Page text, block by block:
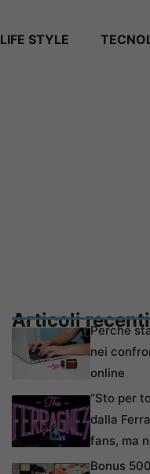
LIFE STYLE
Articoli recenti
Perché
nei
online
“Sto per
dalla
fans, ma
Bonus